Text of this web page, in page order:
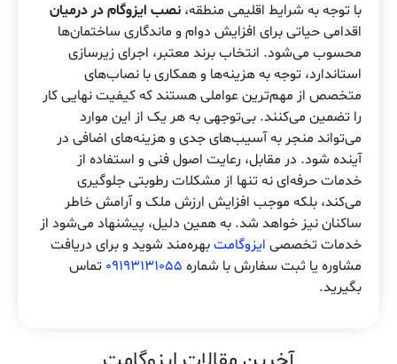
با توجه به شرایط اقلیمی منطقه، نصب ایزوگام در درمیان
اقدامی حیاتی برای افزایش دوام و ماندگاری ساختمان‌ها
محسوب می‌شود. انتخاب برند معتبر، اجرای زیرسازی
استاندارد، توجه به هزینه‌ها و همکاری با نصاب‌های
متخصص از مهم‌ترین عواملی هستند که کیفیت نهایی کار
را تضمین می‌کنند. بی‌توجهی به هر یک از این موارد
می‌تواند منجر به آسیب‌های جدی و هزینه‌های اضافی در
آینده شود. در مقابل، رعایت اصول فنی و استفاده از
خدمات حرفه‌ای نه تنها از مشکلات رطوبتی جلوگیری
می‌کند، بلکه موجب افزایش ارزش ملک و آرامش خاطر
ساکنان نیز خواهد شد. به همین دلیل، پیشنهاد می‌شود از
خدمات تخصصی ایزوگامتبهره‌مند شوید و برای دریافت
مشاوره یا ثبت سفارش با شماره 09193131055 تماس
بگیرید.